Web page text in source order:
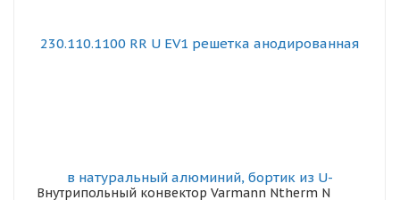
Внутрипольный конвектор Varmann Ntherm N